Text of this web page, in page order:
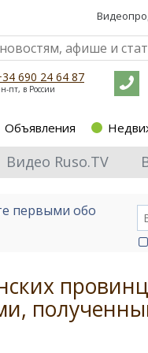
690 24 64 87
пт, в России
Объявления
Видео Ruso.TV
первыми обо